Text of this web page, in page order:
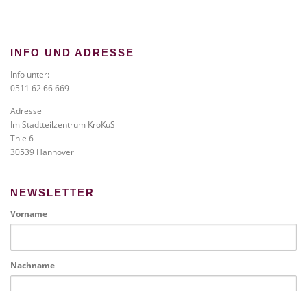
INFO UND ADRESSE
Info unter:
0511 62 66 669
Adresse
Im Stadtteilzentrum KroKuS
Thie 6
30539 Hannover
NEWSLETTER
Vorname
Nachname